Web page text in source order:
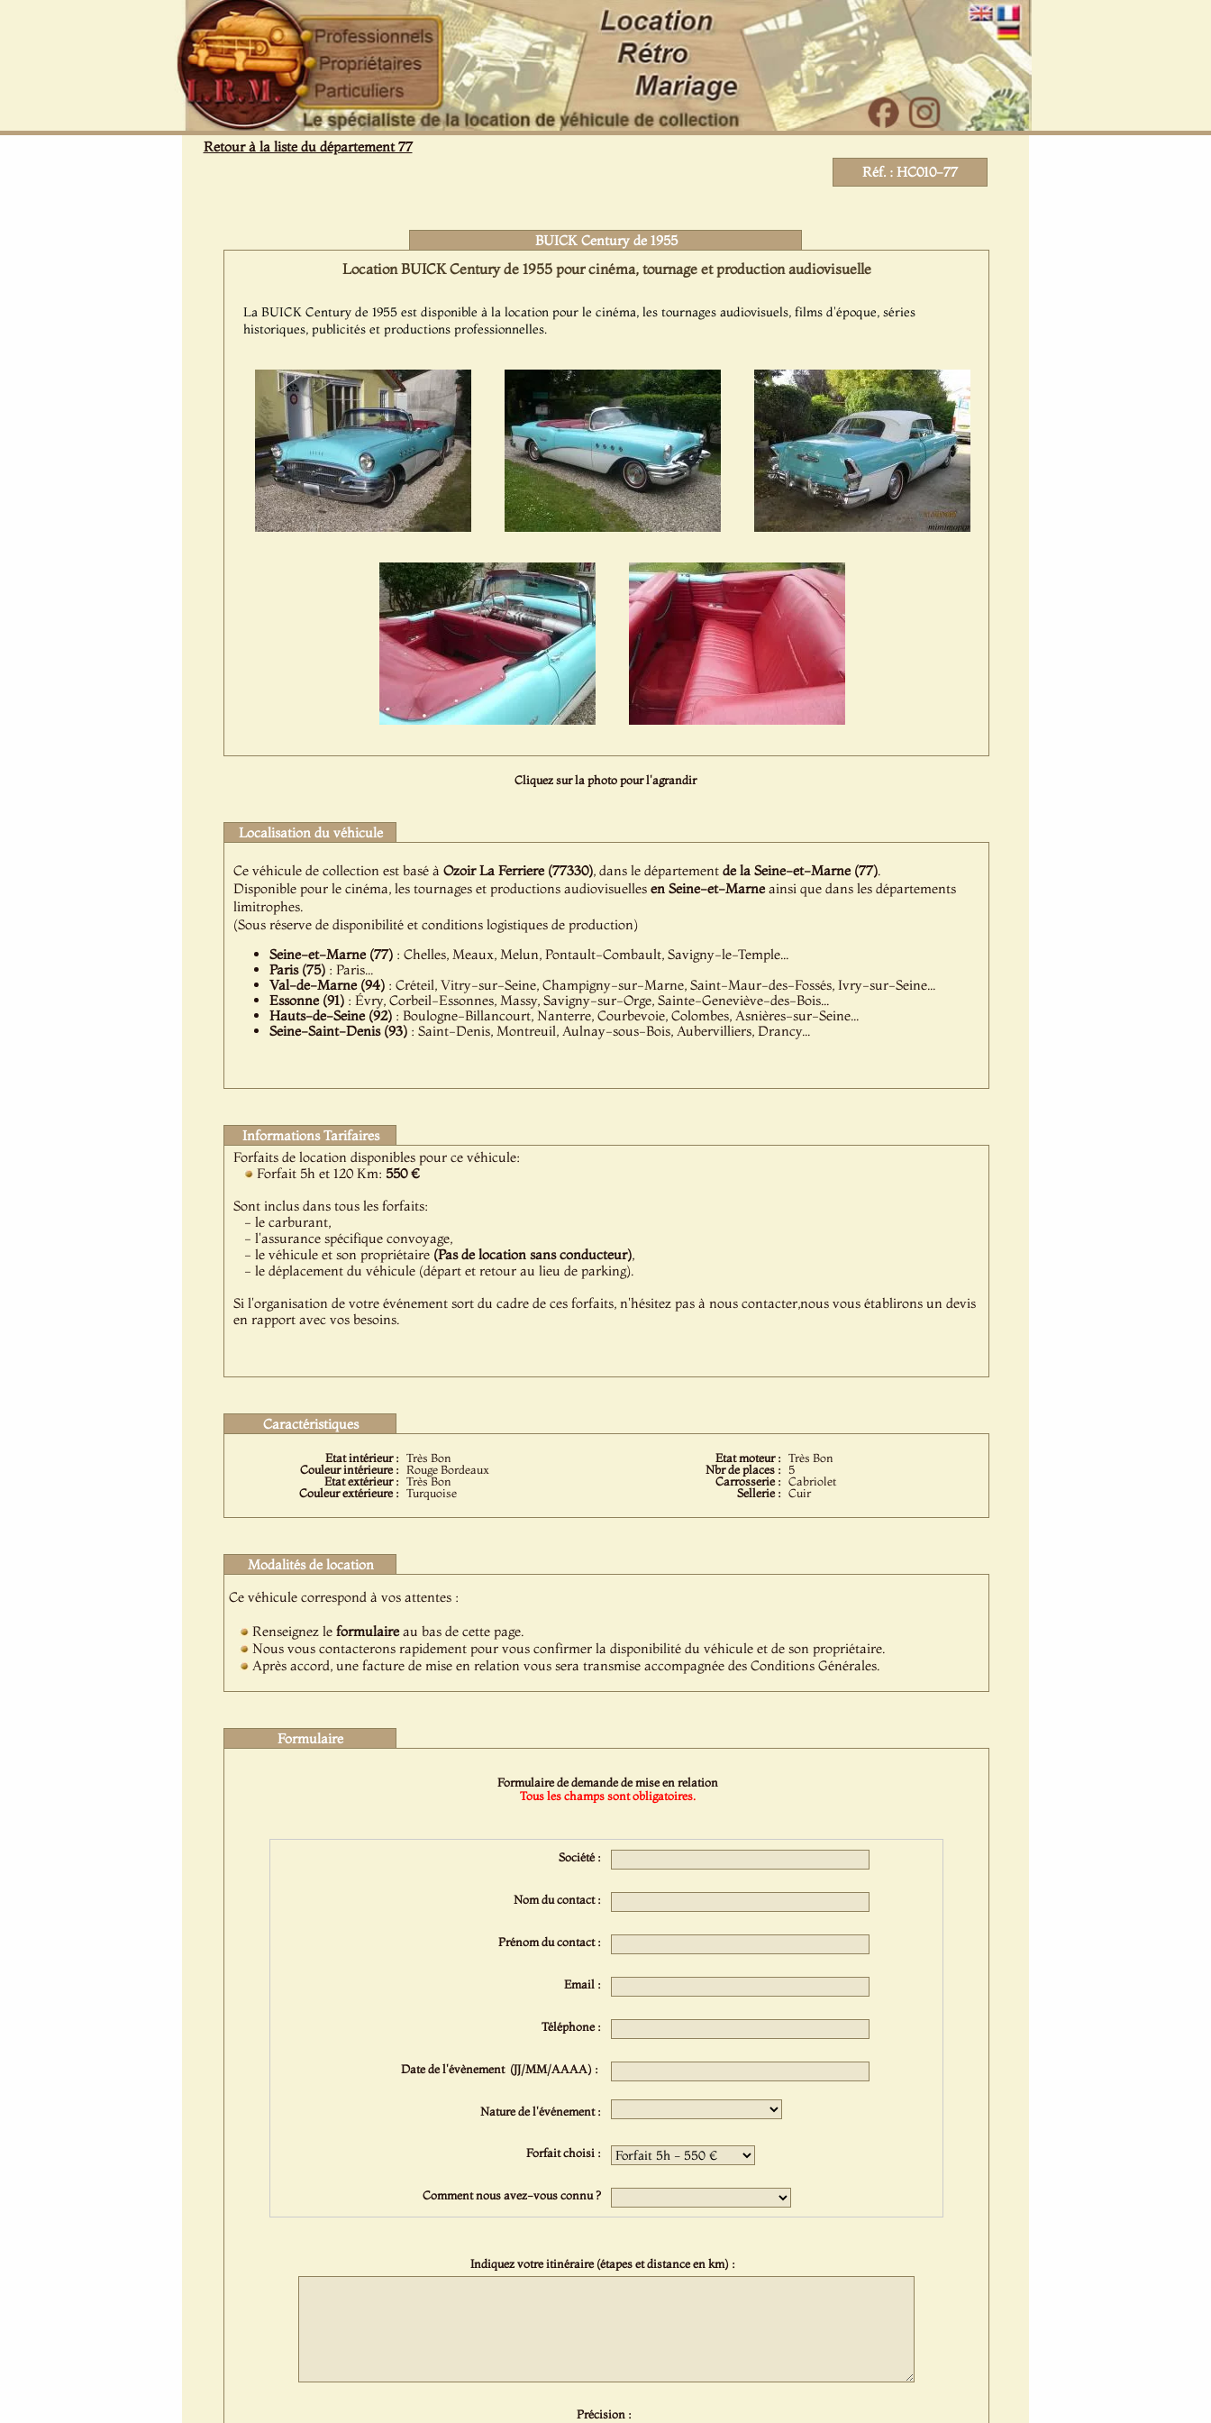
Retour à la liste du département 77
Réf. : HC010-77
BUICK Century de 1955
Location BUICK Century de 1955 pour cinéma, tournage et production audiovisuelle
La BUICK Century de 1955 est disponible à la location pour le cinéma, les tournages audiovisuels, films d'époque, séries
historiques, publicités et productions professionnelles.
Cliquez sur la photo pour l'agrandir
Localisation du véhicule
Ce véhicule de collection est basé à Ozoir La Ferriere (77330), dans le département de la Seine-et-Marne (77).
Disponible pour le cinéma, les tournages et productions audiovisuelles en Seine-et-Marneainsi que dans les départements
limitrophes.
(Sous réserve de disponibilité et conditions logistiques de production)
Seine-et-Marne (77): Chelles, Meaux, Melun, Pontault-Combault, Savigny-le-Temple...
Paris (75): Paris...
Val-de-Marne (94): Créteil, Vitry-sur-Seine, Champigny-sur-Marne, Saint-Maur-des-Fossés, Ivry-sur-Seine...
Essonne (91): Évry, Corbeil-Essonnes, Massy, Savigny-sur-Orge, Sainte-Geneviève-des-Bois...
Hauts-de-Seine (92): Boulogne-Billancourt, Nanterre, Courbevoie, Colombes, Asnières-sur-Seine...
Seine-Saint-Denis (93): Saint-Denis, Montreuil, Aulnay-sous-Bois, Aubervilliers, Drancy...
Informations Tarifaires
Forfaits de location disponibles pour ce véhicule:
Forfait 5h et 120 Km: 550 €
Sont inclus dans tous les forfaits:
- le carburant,
- l'assurance spécifique convoyage,
- le véhicule et son propriétaire (Pas de location sans conducteur),
- le déplacement du véhicule (départ et retour au lieu de parking).
Si l'organisation de votre événement sort du cadre de ces forfaits, n'hésitez pas à nous contacter,nous vous établirons un devis
en rapport avec vos besoins.
Caractéristiques
Etat intérieur : Très Bon
Couleur intérieure : Rouge Bordeaux
Etat extérieur : Très Bon
Couleur extérieure : Turquoise
Etat moteur : Très Bon
Nbr de places :
5
Carrosserie : Cabriolet
Sellerie : Cuir
Modalités de location
Ce véhicule correspond à vos attentes :
Renseignez le formulaireau bas de cette page.
Nous vous contacterons rapidement pour vous confirmer la disponibilité du véhicule et de son propriétaire.
Après accord, une facture de mise en relation vous sera transmise accompagnée des Conditions Générales.
Formulaire
Formulaire de demande de mise en relation
Tous les champs sont obligatoires.
Société :
Nom du contact :
Prénom du contact :
Email :
Téléphone :
Date de l'évènement (JJ/MM/AAAA) :
Nature de l'événement :
Forfait choisi :
Comment nous avez-vous connu ?
Indiquez votre itinéraire (étapes et distance en km) :
Précision :
Panneau de gestion des cookies